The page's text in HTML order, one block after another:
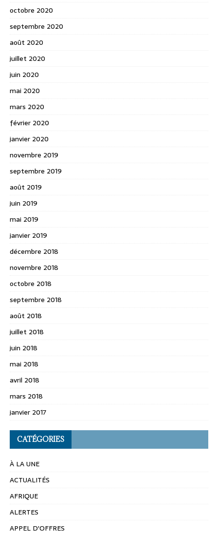
octobre 2020
septembre 2020
août 2020
juillet 2020
juin 2020
mai 2020
mars 2020
février 2020
janvier 2020
novembre 2019
septembre 2019
août 2019
juin 2019
mai 2019
janvier 2019
décembre 2018
novembre 2018
octobre 2018
septembre 2018
août 2018
juillet 2018
juin 2018
mai 2018
avril 2018
mars 2018
janvier 2017
CATÉGORIES
À LA UNE
ACTUALITÉS
AFRIQUE
ALERTES
APPEL D'OFFRES